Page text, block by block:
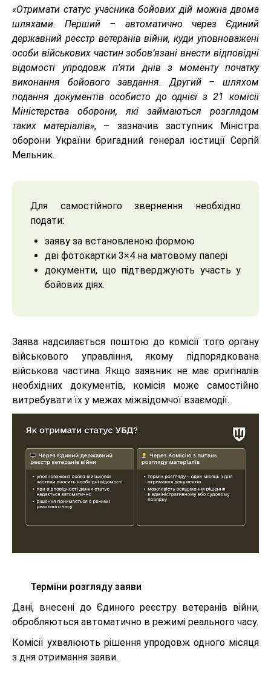
«Отримати статус учасника бойових дій можна двома
шляхами. Перший – автоматично через Єдиний
державний реєстр ветеранів війни, куди уповноважені
особи військових частин зобов’язані внести відповідні
відомості упродовж п’яти днів з моменту початку
виконання бойового завдання. Другий – шляхом
подання документів особисто до однієї з 21 комісії
Міністерства оборони, які займаються розглядом
таких матеріалів», – зазначив заступник Міністра
оборони України бригадний генерал юстиції Сергій
Мельник.
Для самостійного звернення необхідно
подати:
заяву за встановленою формою
дві фотокартки 3×4 на матовому папері
документи, що підтверджують участь у
бойових діях.
Заява надсилається поштою до комісії того органу
військового управління, якому підпорядкована
військова частина. Якщо заявник не має оригіналів
необхідних документів, комісія може самостійно
витребувати їх у межах міжвідомчої взаємодії.
Терміни розгляду заяви
Дані, внесені до Єдиного реєстру ветеранів війни,
обробляються автоматично в режимі реального часу.
Комісії ухвалюють рішення упродовж одного місяця
з дня отримання заяви.